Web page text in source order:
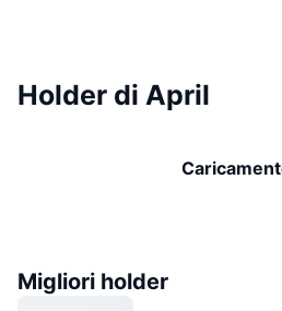
Holder di April
Migliori holder